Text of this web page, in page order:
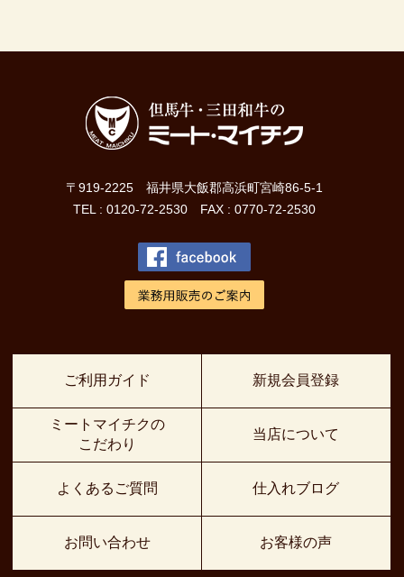
〒919-2225 福井県大飯郡高浜町宮崎86-5-1
TEL : 0120-72-2530 FAX : 0770-72-2530
ご利用ガイド
ミートマイチクの
こだわり
よくあるご質問
お問い合わせ
新規会員登録
当店について
仕入れブログ
お客様の声